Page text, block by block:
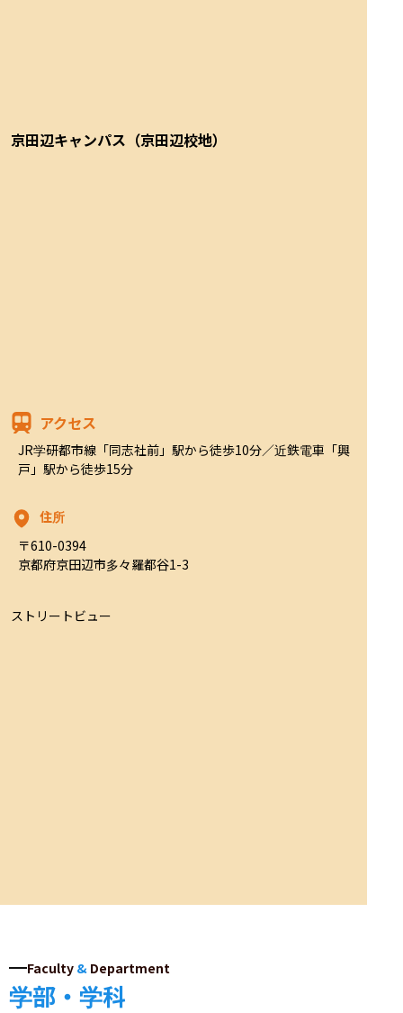
京田辺キャンパス（京田辺校地）
アクセス
JR学研都市線「同志社前」駅から徒歩10分／近鉄電車「興
戸」駅から徒歩15分
住所
〒610-0394
京都府京田辺市多々羅都谷1-3
ストリートビュー
Faculty & Department
学部・学科